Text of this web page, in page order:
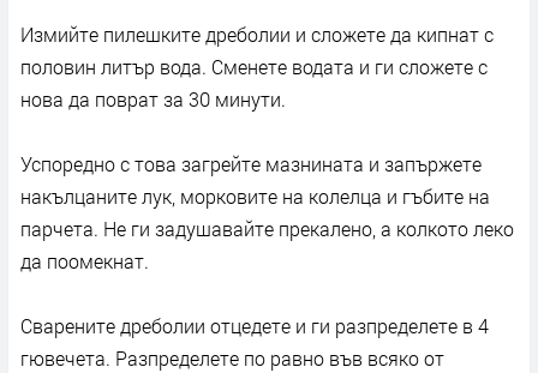
Измийте пилешките дреболии и сложете да кипнат с
половин литър вода. Сменете водата и ги сложете с
нова да поврат за 30 минути.
Успоредно с това загрейте мазнината и запържете
накълцаните лук, морковите на колелца и гъбите на
парчета. Не ги задушавайте прекалено, а колкото леко
да поомекнат.
Сварените дреболии отцедете и ги разпределете в 4
гювечета. Разпределете по равно във всяко от